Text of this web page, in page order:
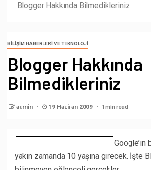
Blogger Hakkında Bilmedikleriniz
BILIŞIM HABERLERI VE TEKNOLOJI
Blogger Hakkında
Bilmedikleriniz
admin 19 Haziran 2009 1 min read
yakın zamanda 10 yaşına girecek. İşte